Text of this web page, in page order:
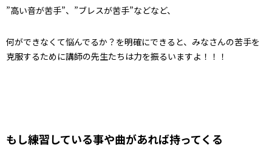
”高い音が苦手”、”ブレスが苦手”などなど、
何ができなくて悩んでるか？を明確にできると、みなさんの苦手を
克服するために講師の先生たちは力を振るいますよ！！！
もし練習している事や曲があれば持ってくる